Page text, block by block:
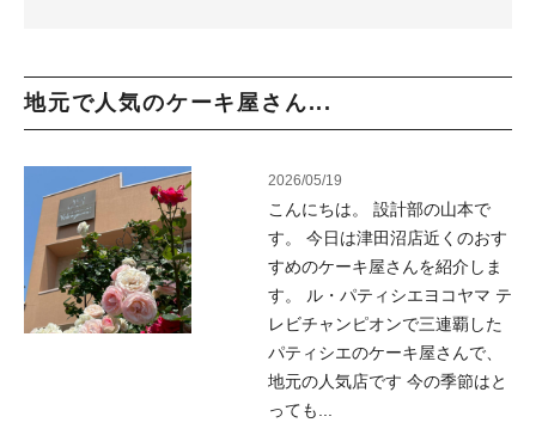
地元で人気のケーキ屋さん...
2026/05/19
こんにちは。 設計部の山本で
す。 今日は津田沼店近くのおす
すめのケーキ屋さんを紹介しま
す。 ル・パティシエヨコヤマ テ
レビチャンピオンで三連覇した
パティシエのケーキ屋さんで、
地元の人気店です 今の季節はと
っても...